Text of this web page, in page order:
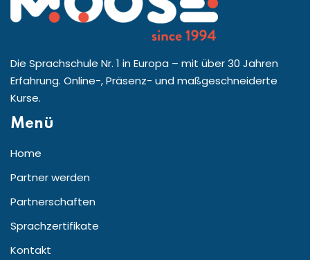
Die Sprachschule Nr. 1 in Europa – mit über 30 Jahren
Erfahrung. Online-, Präsenz- und maßgeschneiderte
Kurse.
Menü
Home
Partner werden
Partnerschaften
Sprachzertifikate
Kontakt